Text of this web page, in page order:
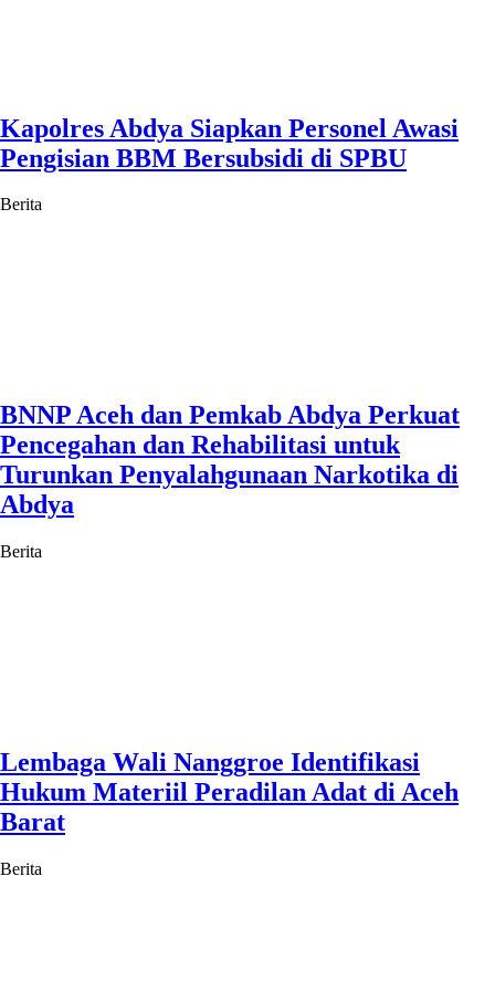
Kapolres Abdya Siapkan Personel Awasi
Pengisian BBM Bersubsidi di SPBU
Berita
BNNP Aceh dan Pemkab Abdya Perkuat
Pencegahan dan Rehabilitasi untuk
Turunkan Penyalahgunaan Narkotika di
Abdya
Berita
Lembaga Wali Nanggroe Identifikasi
Hukum Materiil Peradilan Adat di Aceh
Barat
Berita